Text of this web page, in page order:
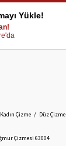
Kadın Çizme Düz Çizme
Çizmesi 63004
Yükle!